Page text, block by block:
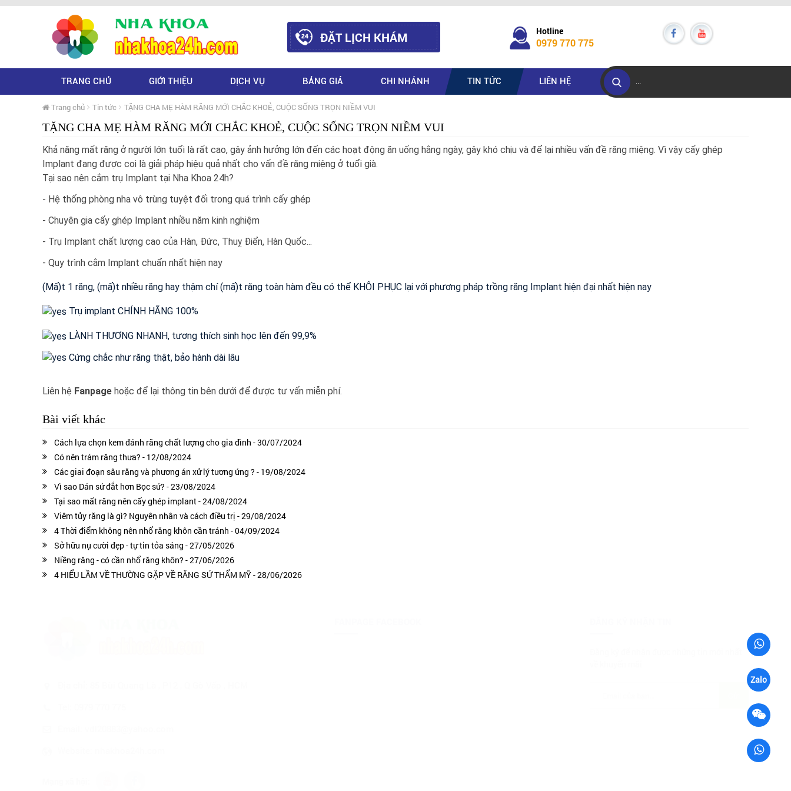
ĐẶT LỊCH KHÁM Hotline
0979 770 775
TRANG CHỦ GIỚI THIỆU DỊCH VỤ BẢNG GIÁ CHI NHÁNH TIN TỨC LIÊN HỆ
Trang chủ Tin tức TẶNG CHA MẸ HÀM RĂNG MỚI CHẮC KHOẺ, CUỘC SỐNG TRỌN NIỀM VUI
TẶNG CHA MẸ HÀM RĂNG MỚI CHẮC KHOẺ, CUỘC SỐNG TRỌN NIỀM VUI
Khả năng mất răng ở người lớn tuổi là rất cao, gây ảnh hưởng lớn đến các hoạt động ăn uống hằng ngày, gây khó chịu và để lại nhiều vấn đề răng miệng. Vì vậy cấy ghép
Implant đang được coi là giải pháp hiệu quả nhất cho vấn đề răng miệng ở tuổi già.
Tại sao nên cắm trụ Implant tại Nha Khoa 24h?
- Hệ thống phòng nha vô trùng tuyệt đối trong quá trình cấy ghép
- Chuyên gia cấy ghép Implant nhiều năm kinh nghiệm
- Trụ Implant chất lượng cao của Hàn, Đức, Thuỵ Điển, Hàn Quốc...
- Quy trình cắm Implant chuẩn nhất hiện nay
(Mấ)t 1 răng, (mấ)t nhiều răng hay thậm chí (mấ)t răng toàn hàm đều có thể KHÔI PHỤC lại với phương pháp trồng răng Implant hiện đại nhất hiện nay
Trụ implant CHÍNH HÃNG 100%
LÀNH THƯƠNG NHANH, tương thích sinh học lên đến 99,9%
Cứng chắc như răng thật, bảo hành dài lâu
Liên hệ Fanpage hoặc để lại thông tin bên dưới để được tư vấn miễn phí.
Bài viết khác
Cách lựa chọn kem đánh răng chất lượng cho gia đình - 30/07/2024
Có nên trám răng thưa? - 12/08/2024
Các giai đoạn sâu răng và phương án xử lý tương ứng ? - 19/08/2024
Vì sao Dán sứ đắt hơn Bọc sứ? - 23/08/2024
Tại sao mất răng nên cấy ghép implant - 24/08/2024
Viêm tủy răng là gì? Nguyên nhân và cách điều trị - 29/08/2024
4 Thời điểm không nên nhổ răng khôn cần tránh - 04/09/2024
Sở hữu nụ cười đẹp - tự tin tỏa sáng - 27/05/2026
Niềng răng - có cần nhổ răng khôn? - 27/06/2026
4 HIỂU LẦM VỀ THƯỜNG GẶP VỀ RĂNG SỨ THẨM MỸ - 28/06/2026
Zalo